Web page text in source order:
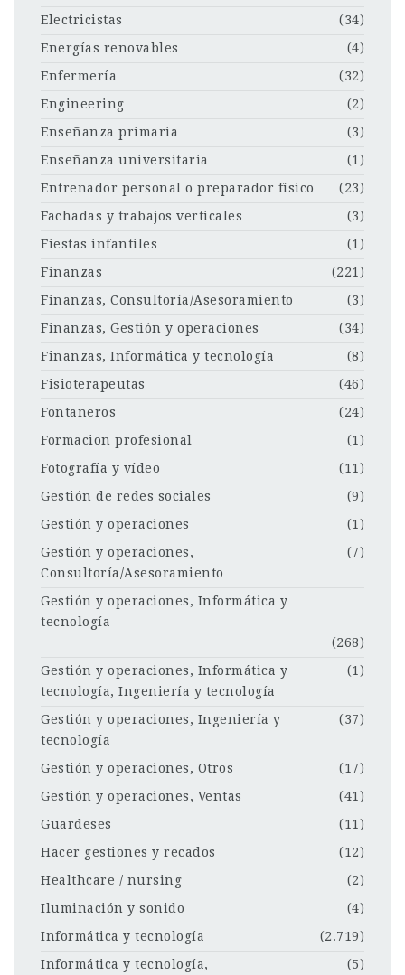
Electricistas
(34)
Energías renovables
(4)
Enfermería
(32)
Engineering
(2)
Enseñanza primaria
(3)
Enseñanza universitaria
(1)
Entrenador personal o preparador físico
(23)
Fachadas y trabajos verticales
(3)
Fiestas infantiles
(1)
Finanzas
(221)
Finanzas, Consultoría/Asesoramiento
(3)
Finanzas, Gestión y operaciones
(34)
Finanzas, Informática y tecnología
(8)
Fisioterapeutas
(46)
Fontaneros
(24)
Formacion profesional
(1)
Fotografía y vídeo
(11)
Gestión de redes sociales
(9)
Gestión y operaciones
(1)
Gestión y operaciones,
Consultoría/Asesoramiento
(7)
Gestión y operaciones, Informática y
tecnología
(268)
Gestión y operaciones, Informática y
tecnología, Ingeniería y tecnología
(1)
Gestión y operaciones, Ingeniería y
tecnología
(37)
Gestión y operaciones, Otros
(17)
Gestión y operaciones, Ventas
(41)
Guardeses
(11)
Hacer gestiones y recados
(12)
Healthcare / nursing
(2)
Iluminación y sonido
(4)
Informática y tecnología
(2.719)
Informática y tecnología,
(5)